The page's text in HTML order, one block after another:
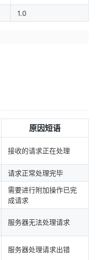
1.0
原因短语
接收的请求正在处理
请求正常处理完毕
需要进行附加操作已完
成请求
服务器无法处理请求
服务器处理请求出错